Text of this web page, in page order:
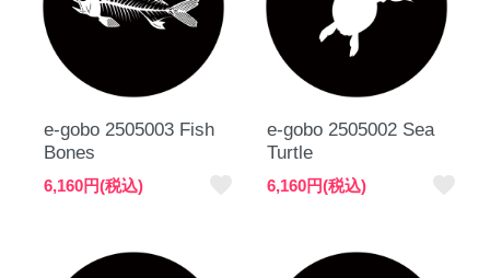
e-gobo 2505003 Fish
Bones
6,160円(税込)
e-gobo 2505002 Sea
Turtle
6,160円(税込)